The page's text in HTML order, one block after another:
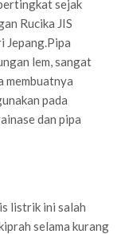
sejak
Rucika JIS
Jepang.Pipa
lem, sangat
membuatnya
pada
dan pipa
listrik ini salah
selama kurang